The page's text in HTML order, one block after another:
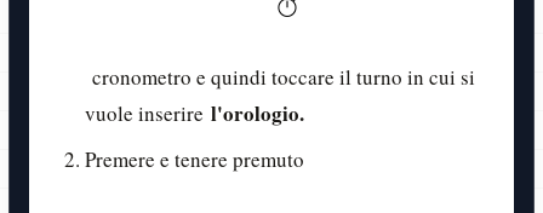
cronometro e quindi toccare il turno in cui si
vuole inserire l'orologio.
Premere e tenere premuto